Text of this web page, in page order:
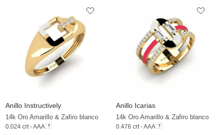
Anillo Instructively
14k Oro Amarillo & Zafiro blanco
0.024 crt - AAA
Anillo Icarias
14k Oro Amarillo & Zafiro blanco
0.476 crt - AAA